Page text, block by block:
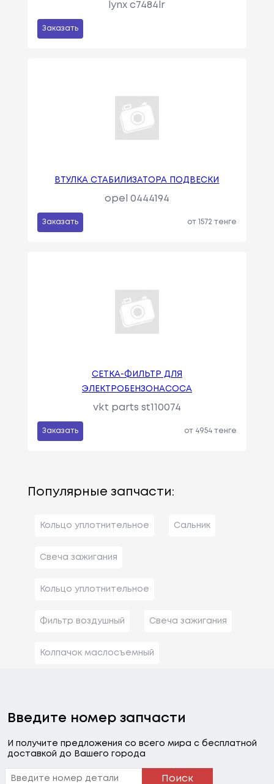
lynx c7484lr
Заказать
ВТУЛКА СТАБИЛИЗАТОРА ПОДВЕСКИ
opel 0444194
Заказать от 1572 тенге
СЕТКА-ФИЛЬТР ДЛЯ
ЭЛЕКТРОБЕНЗОНАСОСА
vkt parts st110074
Заказать от 4954 тенге
Популярные запчасти:
Кольцо уплотнительное Сальник
Свеча зажигания
Кольцо уплотнительное
Фильтр воздушный Свеча зажигания
Колпачок маслосъемный
Введите номер запчасти
И получите предложения со всего мира с бесплатной
доставкой до Вашего города
Поиск